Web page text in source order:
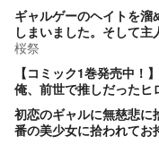
ギャルゲーのヘイトを
しまいました。そして
桜祭
【コミック1巻発売中！
俺、前世で推しだったヒ
初恋のギャルに無慈悲に
番の美少女に拾われてお